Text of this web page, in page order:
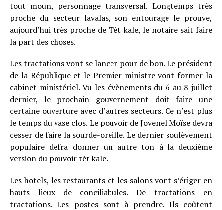
tout moun, personnage transversal. Longtemps très
proche du secteur lavalas, son entourage le prouve,
aujourd’hui très proche de Tèt kale, le notaire sait faire
la part des choses.
Les tractations vont se lancer pour de bon. Le président
de la République et le Premier ministre vont former la
cabinet ministériel. Vu les évènements du 6 au 8 juillet
dernier, le prochain gouvernement doit faire une
certaine ouverture avec d’autres secteurs. Ce n’est plus
le temps du vase clos. Le pouvoir de Jovenel Moïse devra
cesser de faire la sourde-oreille. Le dernier soulèvement
populaire defra donner un autre ton à la deuxième
version du pouvoir tèt kale.
Les hotels, les restaurants et les salons vont s’ériger en
hauts lieux de conciliabules. De tractations en
tractations. Les postes sont à prendre. Ils coûtent